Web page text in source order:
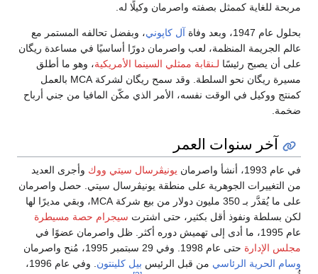
مربحة للغاية كممثل بصفته واصرمان وكيلًا له.
بحلول عام 1947، وبعد وفاة آل كاپوني، وبفضل تحالفه المستمر مع
عالم الجريمة المنظمة، لعب واصرمان دورًا أساسيًا في مساعدة ريگان
على أن يصبح رئيسًا لـنقابة ممثلي السينما الأمريكية، وهو ما أطلق
مسيرة ريگان نحو السلطة. وقد سمح ريگان لشركة MCA بالعمل
كمنتج ووكيل في الوقت نفسه، الأمر الذي مكّن المافيا من جني أرباح
ضخمة.
آخر سنوات العمر
في عام 1993، أنشأ واصرمان يونيڤرسال سيتي ووك وأجرى العديد
من التغييرات الجوهرية على منطقة يونيڤرسال سيتي. حصل واصرمان
على ما يُقدَّر بـ 350 مليون دولار من بيع شركة MCA، وبقي مديرًا لها
لكن بسلطة ونفوذ أقل بكثير، حتى اشترت سيجرام حصة مسيطرة
عام 1995، ما أدى إلى تهميش دوره أكثر. ظل واصرمان عضوًا في
مجلس الإدارة حتى عام 1998. وفي 29 سبتمبر 1995، مُنح واصرمان
وسام الحرية الرئاسي من قبل الرئيس بيل كلينتون
. وفي عام 1996،